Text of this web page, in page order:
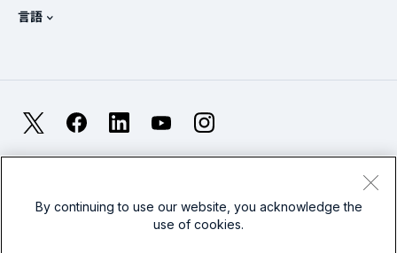
SURGe
SOCのメトリクス
信頼性メトリクス
2026年のIT/テクノロジーへの支出
言語
Deutsch
Français
한국어
简体中文
FacebookLinkedIn YouTubeInstagram
Cookies
利用規約(英語) Modern Slavery
By continuing to use our website, you acknowledge the
use of cookies.